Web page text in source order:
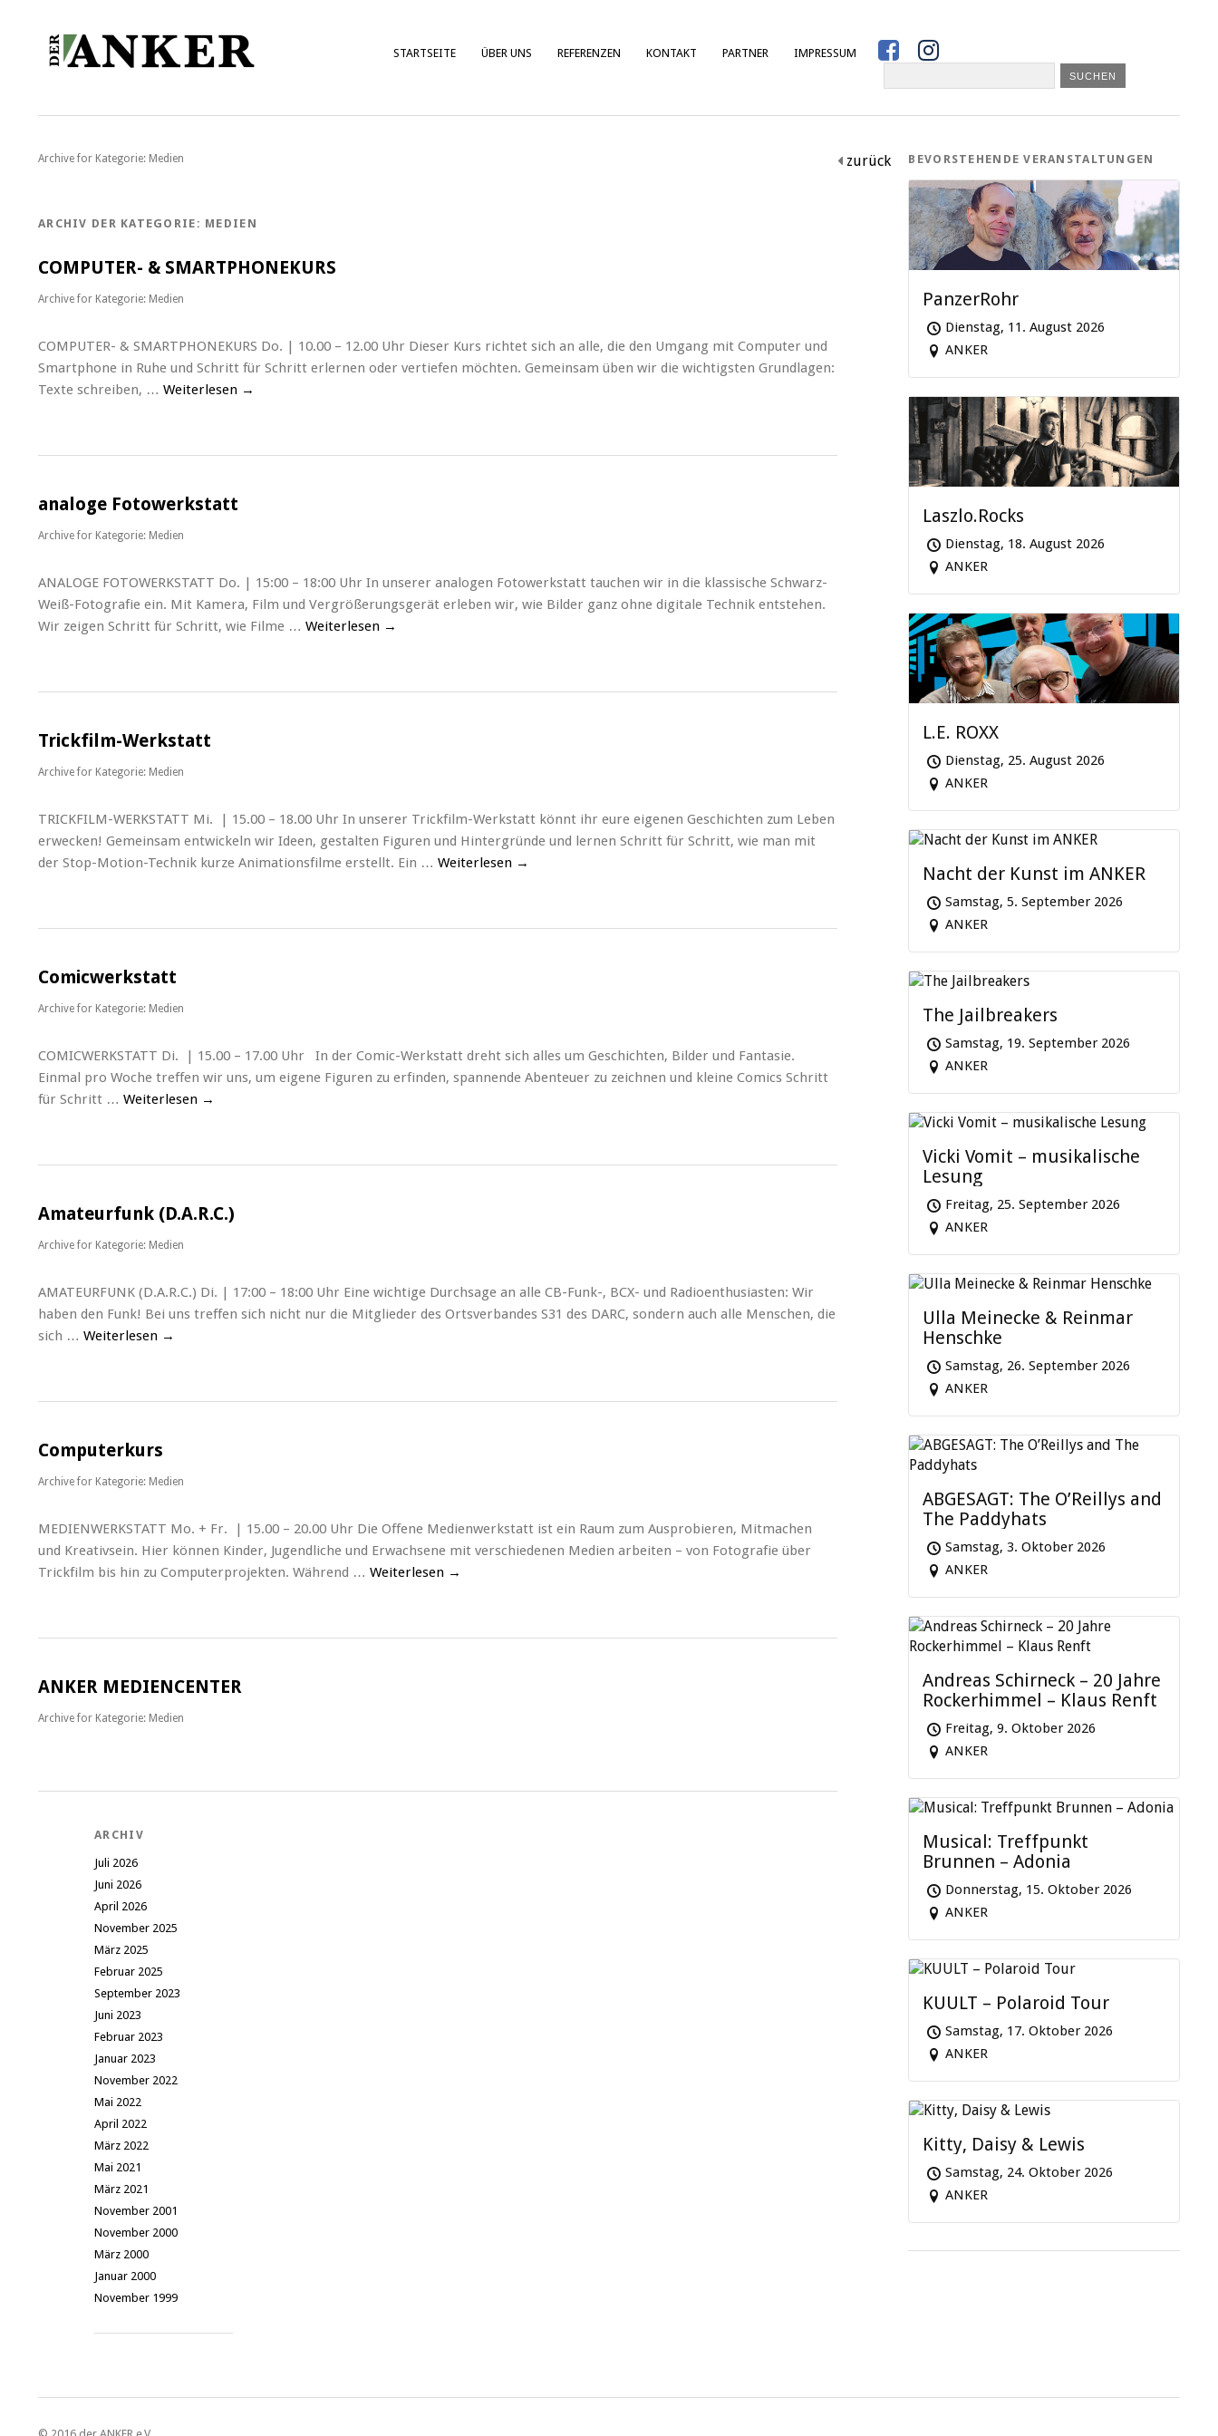
STARTSEITE ÜBER UNS REFERENZEN KONTAKT PARTNER IMPRESSUM  
Archive for Kategorie: Medien
ARCHIV DER KATEGORIE: MEDIEN
COMPUTER- & SMARTPHONEKURS
Archive for Kategorie: Medien
COMPUTER- & SMARTPHONEKURS Do. | 10.00 – 12.00 Uhr Dieser Kurs richtet sich an alle, die den Umgang mit Computer und
Smartphone in Ruhe und Schritt für Schritt erlernen oder vertiefen möchten. Gemeinsam üben wir die wichtigsten Grundlagen:
Texte schreiben, … Weiterlesen →
analoge Fotowerkstatt
Archive for Kategorie: Medien
ANALOGE FOTOWERKSTATT Do. | 15:00 – 18:00 Uhr In unserer analogen Fotowerkstatt tauchen wir in die klassische Schwarz-
Weiß-Fotografie ein. Mit Kamera, Film und Vergrößerungsgerät erleben wir, wie Bilder ganz ohne digitale Technik entstehen.
Wir zeigen Schritt für Schritt, wie Filme … Weiterlesen →
Trickfilm-Werkstatt
Archive for Kategorie: Medien
TRICKFILM-WERKSTATT Mi. | 15.00 – 18.00 Uhr In unserer Trickfilm-Werkstatt könnt ihr eure eigenen Geschichten zum Leben
erwecken! Gemeinsam entwickeln wir Ideen, gestalten Figuren und Hintergründe und lernen Schritt für Schritt, wie man mit
der Stop-Motion-Technik kurze Animationsfilme erstellt. Ein … Weiterlesen →
Comicwerkstatt
Archive for Kategorie: Medien
COMICWERKSTATT Di. | 15.00 – 17.00 Uhr In der Comic-Werkstatt dreht sich alles um Geschichten, Bilder und Fantasie.
Einmal pro Woche treffen wir uns, um eigene Figuren zu erfinden, spannende Abenteuer zu zeichnen und kleine Comics Schritt
für Schritt … Weiterlesen →
Amateurfunk (D.A.R.C.)
Archive for Kategorie: Medien
AMATEURFUNK (D.A.R.C.) Di. | 17:00 – 18:00 Uhr Eine wichtige Durchsage an alle CB-Funk-, BCX- und Radioenthusiasten: Wir
haben den Funk! Bei uns treffen sich nicht nur die Mitglieder des Ortsverbandes S31 des DARC, sondern auch alle Menschen, die
sich … Weiterlesen →
Computerkurs
Archive for Kategorie: Medien
MEDIENWERKSTATT Mo. + Fr. | 15.00 – 20.00 Uhr Die Offene Medienwerkstatt ist ein Raum zum Ausprobieren, Mitmachen
und Kreativsein. Hier können Kinder, Jugendliche und Erwachsene mit verschiedenen Medien arbeiten – von Fotografie über
Trickfilm bis hin zu Computerprojekten. Während … Weiterlesen →
ANKER MEDIENCENTER
Archive for Kategorie: Medien
ARCHIV
Juli 2026
Juni 2026
April 2026
November 2025
März 2025
Februar 2025
September 2023
Juni 2023
Februar 2023
Januar 2023
November 2022
Mai 2022
April 2022
März 2022
Mai 2021
März 2021
November 2001
November 2000
März 2000
Januar 2000
November 1999
BEVORSTEHENDE VERANSTALTUNGEN
PanzerRohr
Dienstag, 11. August 2026
ANKER
Laszlo.Rocks
Dienstag, 18. August 2026
ANKER
L.E. ROXX
Dienstag, 25. August 2026
ANKER
Nacht der Kunst im ANKER
Samstag, 5. September 2026
ANKER
The Jailbreakers
Samstag, 19. September 2026
ANKER
Vicki Vomit – musikalische
Lesung
Freitag, 25. September 2026
ANKER
Ulla Meinecke & Reinmar
Henschke
Samstag, 26. September 2026
ANKER
ABGESAGT: The O’Reillys and
The Paddyhats
Samstag, 3. Oktober 2026
ANKER
Andreas Schirneck – 20 Jahre
Rockerhimmel – Klaus Renft
Freitag, 9. Oktober 2026
ANKER
Musical: Treffpunkt
Brunnen – Adonia
Donnerstag, 15. Oktober 2026
ANKER
KUULT – Polaroid Tour
Samstag, 17. Oktober 2026
ANKER
Kitty, Daisy & Lewis
Samstag, 24. Oktober 2026
ANKER
 zurück